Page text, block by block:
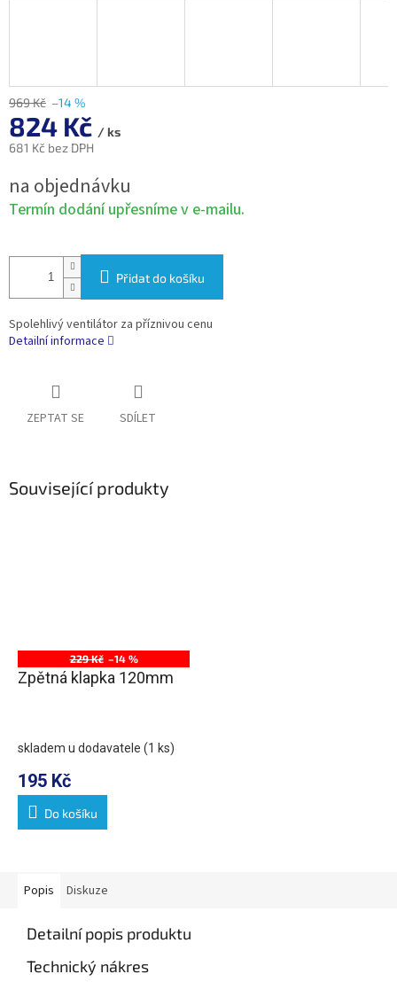
969 Kč –14 %
824 Kč / ks
681 Kč bez DPH
cena:
na objednávku
Termín dodání upřesníme v e-mailu.
Přidat do košíku
Spolehlivý ventilátor za příznivou cenu
Detailní informace
ZEPTAT SE SDÍLET
Související produkty
229 Kč –14 %
Zpětná klapka 120mm
skladem u dodavatele (1 ks)
195 Kč
Do košíku
Popis Diskuze
Detailní popis produktu
Technický nákres